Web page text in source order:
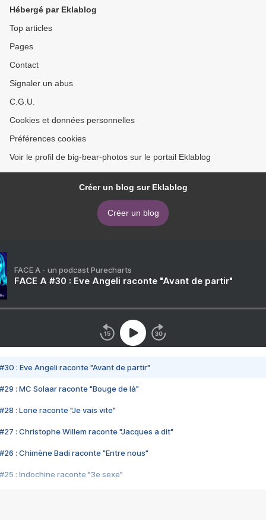
Hébergé par Eklablog
Top articles
Pages
Contact
Signaler un abus
C.G.U.
Cookies et données personnelles
Préférences cookies
Voir le profil de big-bear-photos sur le portail Eklablog
Créer un blog sur Eklablog
Créer un blog
FACE A - un podcast Purecharts
FACE A #30 : Eve Angeli raconte "Avant de partir"
#30 : Eve Angeli raconte "Avant de partir"
#29 : MC Solaar raconte "Bouge de là"
#28 : Lorie raconte "Je vais vite"
#27 : Christophe Willem raconte "Jacques a dit"
#26 : Chimène Badi raconte "Entre nous"
#25 : Indochine raconte "3e sexe"